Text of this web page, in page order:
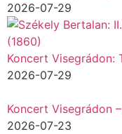
2026-07-29
Koncert Visegrádon:
2026-07-29
Koncert Visegrádon
2026-07-23